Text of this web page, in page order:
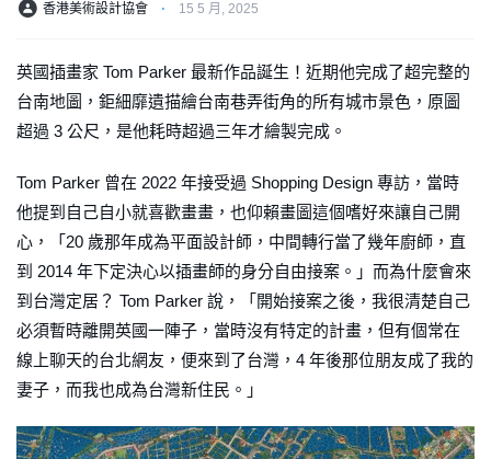
香港美術設計協會 ⋅ 15 5 月, 2025
英國插畫家 Tom Parker 最新作品誕生！近期他完成了超完整的
台南地圖，鉅細靡遺描繪台南巷弄街角的所有城市景色，原圖
超過 3 公尺，是他耗時超過三年才繪製完成。
Tom Parker 曾在 2022 年接受過 Shopping Design 專訪，當時
他提到自己自小就喜歡畫畫，也仰賴畫圖這個嗜好來讓自己開
心，「20 歲那年成為平面設計師，中間轉行當了幾年廚師，直
到 2014 年下定決心以插畫師的身分自由接案。」而為什麼會來
到台灣定居？ Tom Parker 說，「開始接案之後，我很清楚自己
必須暫時離開英國一陣子，當時沒有特定的計畫，但有個常在
線上聊天的台北網友，便來到了台灣，4 年後那位朋友成了我的
妻子，而我也成為台灣新住民。」